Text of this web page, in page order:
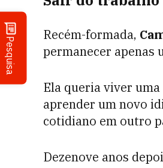
Pesquisa
Recém-formada,
permanecer apenas
Ela queria viver
aprender um novo
cotidiano em outro
Dezenove anos